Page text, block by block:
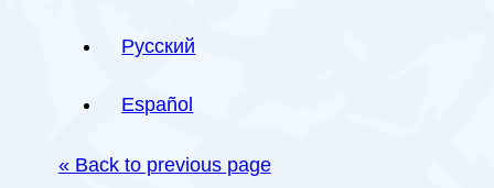
Русский
Español
« Back to previous page